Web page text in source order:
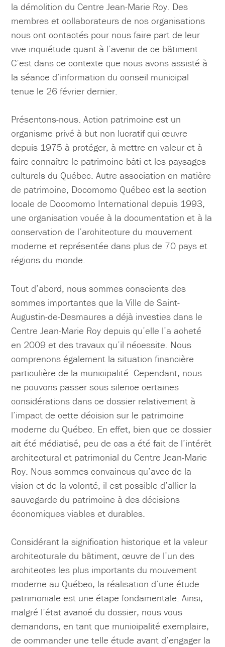
la démolition du Centre Jean-Marie Roy. Des
membres et collaborateurs de nos organisations
nous ont contactés pour nous faire part de leur
vive inquiétude quant à l’avenir de ce bâtiment.
C’est dans ce contexte que nous avons assisté à
la séance d’information du conseil municipal
tenue le 26 février dernier.
Présentons-nous. Action patrimoine est un
organisme privé à but non lucratif qui œuvre
depuis 1975 à protéger, à mettre en valeur et à
faire connaître le patrimoine bâti et les paysages
culturels du Québec. Autre association en matière
de patrimoine, Docomomo Québec est la section
locale de Docomomo International depuis 1993,
une organisation vouée à la documentation et à la
conservation de l’architecture du mouvement
moderne et représentée dans plus de 70 pays et
régions du monde.
Tout d’abord, nous sommes conscients des
sommes importantes que la Ville de Saint-
Augustin-de-Desmaures a déjà investies dans le
Centre Jean-Marie Roy depuis qu’elle l’a acheté
en 2009 et des travaux qu’il nécessite. Nous
comprenons également la situation financière
particulière de la municipalité. Cependant, nous
ne pouvons passer sous silence certaines
considérations dans ce dossier relativement à
l’impact de cette décision sur le patrimoine
moderne du Québec. En effet, bien que ce dossier
ait été médiatisé, peu de cas a été fait de l’intérêt
architectural et patrimonial du Centre Jean-Marie
Roy. Nous sommes convaincus qu’avec de la
vision et de la volonté, il est possible d’allier la
sauvegarde du patrimoine à des décisions
économiques viables et durables.
Considérant la signification historique et la valeur
architecturale du bâtiment, œuvre de l’un des
architectes les plus importants du mouvement
moderne au Québec, la réalisation d’une étude
patrimoniale est une étape fondamentale. Ainsi,
malgré l’état avancé du dossier, nous vous
demandons, en tant que municipalité exemplaire,
de commander une telle étude avant d’engager la